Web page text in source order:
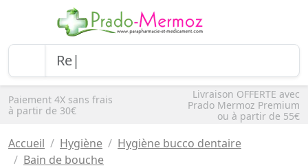
Paiement 4X sans frais
à partir de 30€
Livraison OFFERTE avec
Prado Mermoz Premium
ou à partir de 55€
Accueil Hygiène
Hygiène bucco dentaire
Bain de bouche